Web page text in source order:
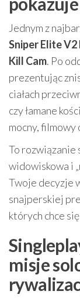
Jednym z
Sniper Elite
Kill Cam. Po
prezentując
ciałach
czy łamane
mocny, filmowy
To rozwiązanie
widowiskowa i
Twoje decyzje
snajperskiej
których chce
misje